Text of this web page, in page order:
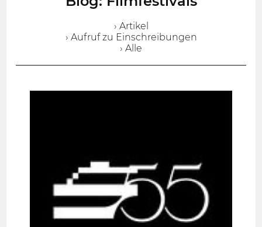
› Artikel
› Aufruf zu Einschreibungen
› Alle